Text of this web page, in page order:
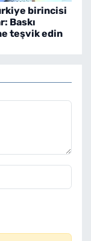
birincisi
Baskı
teşvik edin